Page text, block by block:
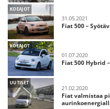
KOEAJOT
31.05.2021
Fiat 500 –
KOEAJOT
01.07.2020
Fiat 500 Hybrid
UUTISET
21.02.2020
Fiat valmistaa